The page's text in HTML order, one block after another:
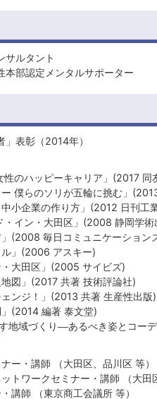
サルタント
本部認定メンタルサポーター
」表彰（2014年）
性のハッピーキャリア」(2017 同
ー 僕らのソリが五輪に挑む」
中小企業の作り方」(2012 日刊工
・イン・大田区」(2008 静岡学術
」(2008 毎日コミュニケーション
ル」(2006 アスキー)
・大田区」(2005 サイビズ)
地図」(2017 共著 技術評論社)
ェンジ！」(2013 共著 生産性出版)
」(2014 編著 泰文堂)
地域づくり―あるべき姿とコー
ー・講師 （大田区、品川区 等）
トワークセミナー・講師 （大田
講師 （東京商工会議所 等）